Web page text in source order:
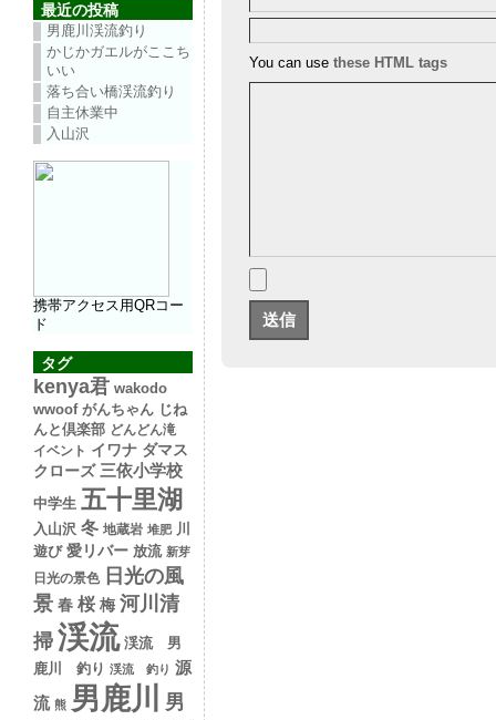
最近の投稿
男鹿川渓流釣り
かじかガエルがここち
いい
落ち合い橋渓流釣り
自主休業中
入山沢
携帯アクセス用QRコー
ド
タグ
kenya君 wakodo
wwoof がんちゃん じね
んと倶楽部 どんどん滝
イベント イワナ ダマス
クローズ 三依小学校
中学生 五十里湖
入山沢 冬 地蔵岩 堆肥 川
遊び 愛リバー 放流 新芽
日光の景色
日光の風
景 春 桜 梅 河川清
掃渓流 渓流 男
鹿川 釣り 渓流 釣り 源
流 熊 男鹿川
男
You can use these HTML tags